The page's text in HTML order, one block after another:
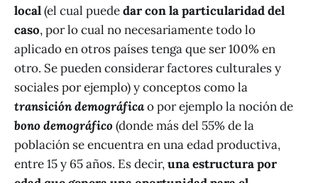
local(el cual puededar con la particularidad del
caso, por lo cual no necesariamente todo lo
aplicado en otros países tenga que ser 100% en
otro. Se pueden considerar factores culturales y
sociales por ejemplo) y conceptos como la
transición demográficao por ejemplo la noción de
bono demográfico(donde más del 55% de la
población se encuentra en una edad productiva,
entre 15 y 65 años. Es decir,una estructura por